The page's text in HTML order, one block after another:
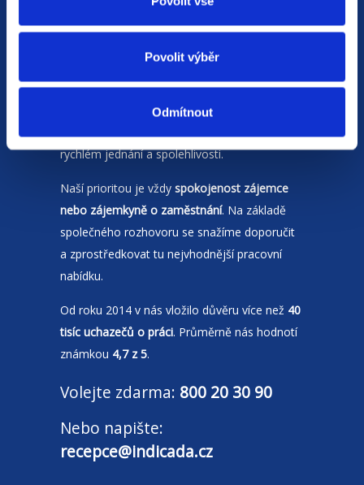
Povolit výběr
Odmítnout
JsmeHR agenturas pobočkami v
Moravskoslezském krajia Polsku. Zakládáme
rychlém jednání a spolehlivosti.
Naší prioritou je vždy spokojenost zájemce
nebo zájemkyně o zaměstnání. Na základě
společného rozhovoru se snažíme doporučit
a zprostředkovat tu nejvhodnější pracovní
nabídku.
Od roku 2014 v nás vložilo důvěru více než 40
tisíc uchazečů o práci. Průměrně nás hodnotí
známkou 4,7 z 5.
Volejte zdarma: 800 20 30 90
Nebo napište:
recepce@indicada.cz